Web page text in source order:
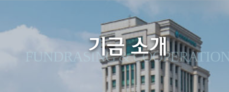
기금 소개
FUNDRASING &